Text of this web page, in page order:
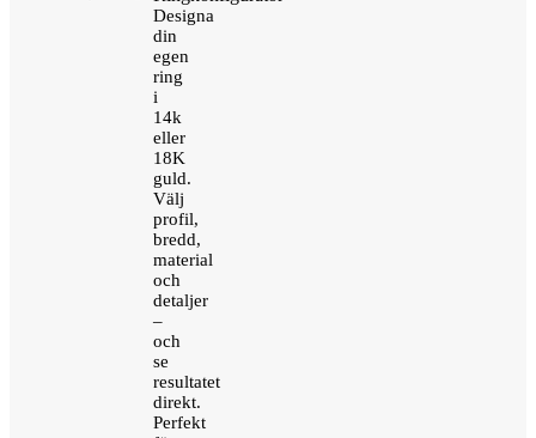
Designa
din
egen
ring
i
14k
eller
18K
guld.
Välj
profil,
bredd,
material
och
detaljer
–
och
se
resultatet
direkt.
Perfekt